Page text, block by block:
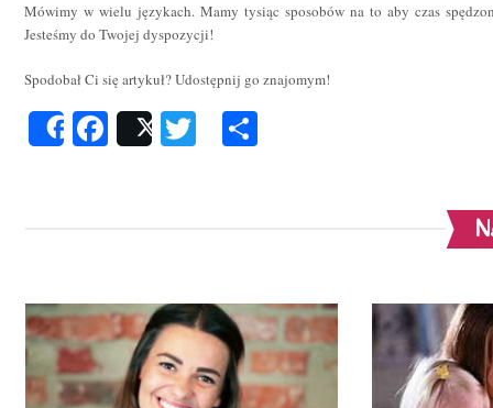
Mówimy w wielu językach. Mamy tysiąc sposobów na to aby czas
Jesteśmy do Twojej dyspozycji!
Spodobał Ci się artykuł? Udostępnij go znajomym!
ShareFacebook
Post Twitter